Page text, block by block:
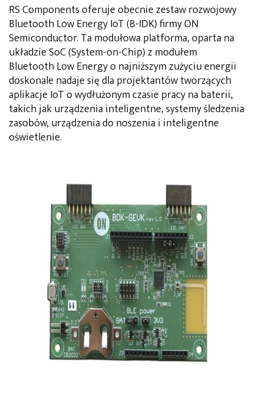
RS Components oferuje obecnie zestaw rozwojowy
Bluetooth Low Energy IoT (B-IDK) firmy ON
Semiconductor. Ta modułowa platforma, oparta na
układzie SoC (System-on-Chip) z modułem
Bluetooth Low Energy o najniższym zużyciu energii
doskonale nadaje się dla projektantów tworzących
aplikacje IoT o wydłużonym czasie pracy na baterii,
takich jak urządzenia inteligentne, systemy śledzenia
zasobów, urządzenia do noszenia i inteligentne
oświetlenie.